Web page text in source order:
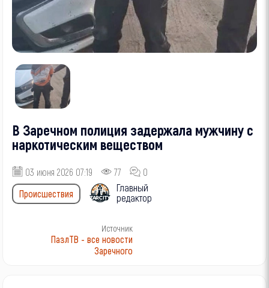
В Заречном полиция задержала мужчину с
наркотическим веществом
03 июня 2026 07:19 77
0
Происшествия
Главный
редактор
Источник
ПазлТВ - все новости
Заречного